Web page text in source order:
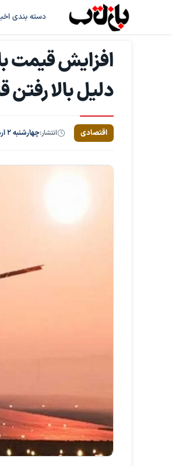
دسته بندی
افزایش قیمت
دلیل بالا
اقتصادی انتشار:چهارشنبه ۲ اردیبهشت ۱۴۰۵، ساعت ۱۳:۲۳